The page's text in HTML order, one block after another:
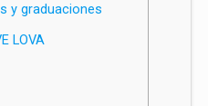
y graduaciones
LOVA